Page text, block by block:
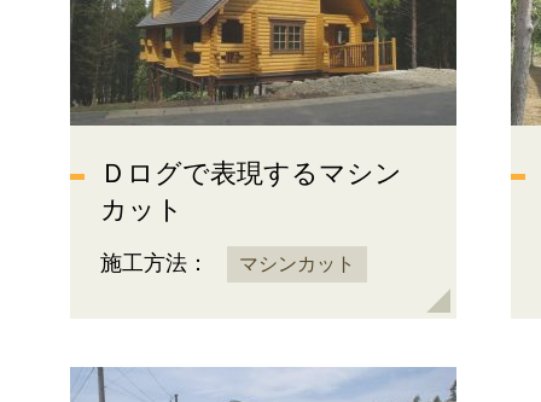
Ｄログで表現するマシン
カット
施工方法： マシンカット